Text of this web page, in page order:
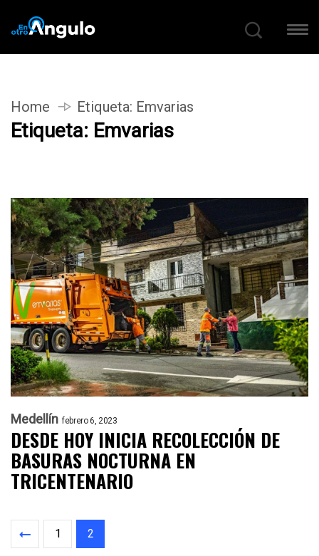
Home Etiqueta: Emvarias
Etiqueta: Emvarias
Medellín febrero 6, 2023
DESDE HOY INICIA RECOLECCIÓN DE
BASURAS NOCTURNA EN
TRICENTENARIO
1 2